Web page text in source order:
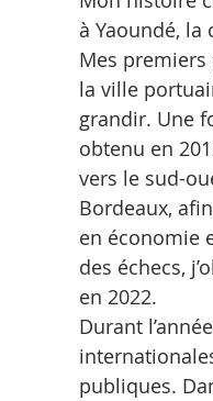
à Yaoundé,
Mes
la ville
grandir. Une
obtenu en
vers le sud-
Bordeaux,
en économie
des échecs,
en 2022.
Durant
publiques.